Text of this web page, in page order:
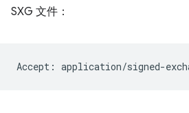
SXG 文件：
Accept: application/signed-